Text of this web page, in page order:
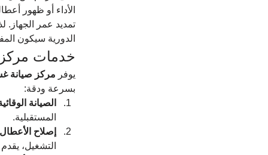
الأداء أو ظهور
تمديد عمر الجهاز.
الدورية سيكون
خدمات
يوفر مركز صيانة
بسرعة ودقة:
الصيانة
المستقبلية.
إصلاح الأعطال
التشغيل،